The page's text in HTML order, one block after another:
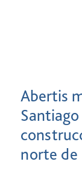
Abertis
norte de